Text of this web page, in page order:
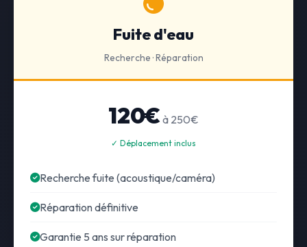
Fuite d'eau
Recherche · Réparation
120€ à 250€
✓ Déplacement inclus
Recherche fuite (acoustique/caméra)
Réparation définitive
Garantie 5 ans sur réparation